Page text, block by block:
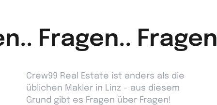
Fragen..
Crew99 Real Estate ist anders als die
üblichen Makler in Linz - aus diesem
Grund gibt es Fragen über Fragen!